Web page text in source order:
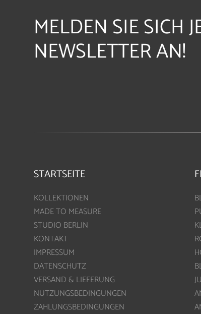
MELDEN SIE SICH
NEWSLETTER AN!
STARTSEITE
KOLLEKTIONEN
MADE TO MEASURE
STUDIO BERLIN
KONTAKT
IMPRESSUM
DATENSCHUTZ
VERSAND & LIEFERUNG
NUTZUNGSBEDINGUNGEN
ZAHLUNGSBEDINGUNGEN